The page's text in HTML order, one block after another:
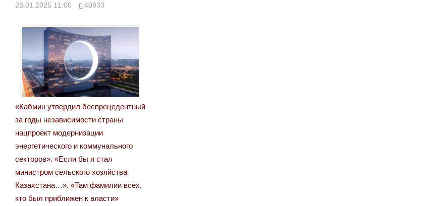
28.01.2025 11:00 40833
«Кабмин утвердил беспрецедентный
за годы независимости страны
нацпроект модернизации
энергетического и коммунального
секторов». «Если бы я стал
министром сельского хозяйства
Казахстана…». «Там фамилии всех,
кто был приближен к власти»